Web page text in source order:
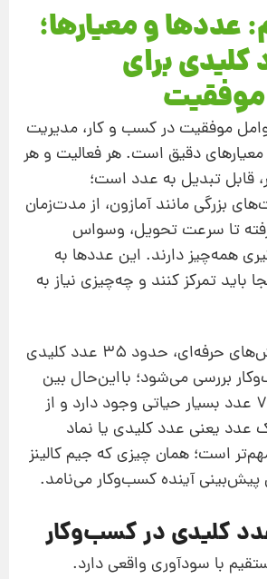
و معیارها؛
برای
موفقیت در کسب و کار، مدیریت
دقیق است. هر فعالیت و هر
قابل تبدیل به عدد است؛
بزرگی مانند آمازون، از مدت‌زمان
تا سرعت تحویل، وسواس
همه‌چیز دارند. این عددها به
باید تمرکز کنند و چه‌چیزی نیاز به
در بسیاری از آموزش‌های حرفه‌ای، حدود ۳۵ عدد کلیدی
بررسی می‌شود؛ با‌این‌حال بین
آن‌ها همیشه ۵ تا ۷ عدد بسیار حیاتی وجود دارد و از
عدد یعنی عدد کلیدی یا نماد
است؛ همان چیزی که جیم کالینز
آینده کسب‌و‌کار می‌نامد.
کلیدی در کسب‌و‌کار
با سودآوری واقعی دارد.